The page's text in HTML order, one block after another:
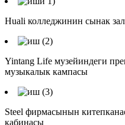
Huali колледжинин сынак
Yintang Life музейиндеги
музыкалык кампасы
Steel фирмасынын
кабинасы